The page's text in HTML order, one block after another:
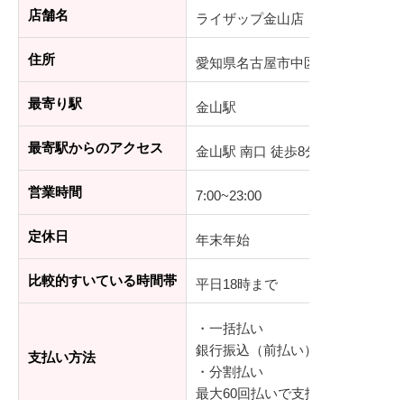
店舗名 ライザップ金山店
住所 愛知県名古屋市中区正木4丁目-6-
最寄り駅 金山駅
最寄駅からのアクセス 金山駅 南口 徒歩8分
営業時間 7:00~23:00
定休日 年末年始
比較的すいている時間帯 平日18時まで
支払い方法
・一括払い
銀行振込（前払い）、デビット
・分割払い
最大60回払いで支払可能